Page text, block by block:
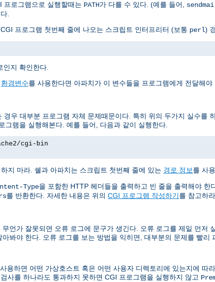
프로그램으로 실행할때는 PATH가 다를 수 있다. (예를 들어,
.
프로그램 첫번째 줄에 나오는 스크립트 인터프리터 (보통 perl)
인지 확인한다.
환경변수를 사용한다면 아파치가 이 변수들을 프로그램에게 전달해야
경우 대부분 프로그램 자체 문제때문이다. 특히 위의 두가지 실수를
그램을 실행해본다. 예를 들어, 다음과 같이 실행한다.
cgi-bin
지 마라. 쉘과 아파치는 스크립트 첫번째 줄에 있는 경로 정보를 사
Type을 포함한 HTTP 헤더들을 출력하고 빈 줄을 출력해야
를 반환한다. 자세한 내용은 위의 CGI 프로그램 작성하기를 참고하라.
무언가 잘못되면 오류 로그에 문구가 생긴다. 오류 로그를 제일 먼
봐야 한다. 오류 로그를 보는 방법을 익히면, 대부분의 문제를 빨리
용하면 어떤 가상호스트 혹은 어떤 사용자 디렉토리에 있는지에
사를 하나라도 통과하지 못하면 CGI 프로그램을 실행하지 않고